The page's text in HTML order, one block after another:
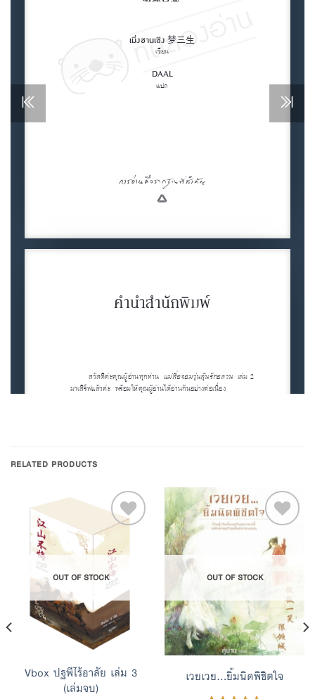
RELATED PRODUCTS
Add to
Wishlist
OUT OF STOCK
Vbox ปฐพีไร้อาลัย เล่ม 3
(เล่มจบ)
Add to
Wishlist
OUT OF STOCK
เวยเวย…ยิ้มนิดพิชิตใจ